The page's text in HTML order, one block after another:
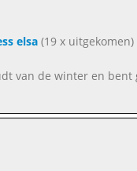
elsa(19 x uitgekomen)
van de winter en bent